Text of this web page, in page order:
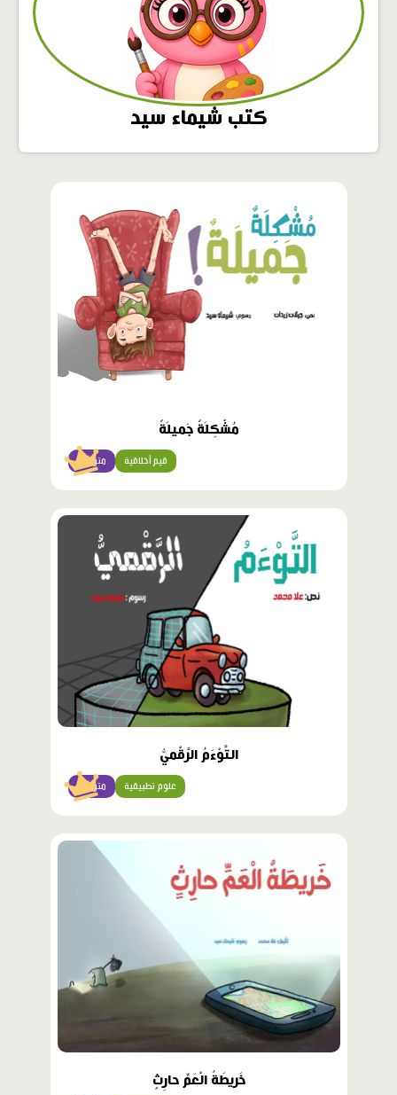
كتب شيماء سيد
مُشْكِلَةٌ جَميلَةٌ
متوسّط قيم أخلاقية
التَّوْءَمُ الرَّقْميُّ
متوسّط علوم تطبيقية
مميّز
خَريطَةُ الْعَمِّ حارِثٍ